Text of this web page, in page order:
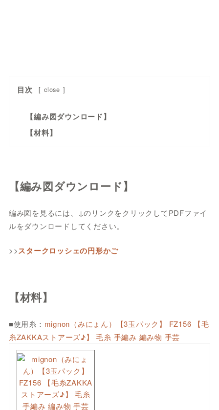
目次 [ close ]
【編み図ダウンロード】
【材料】
【編み図ダウンロード】
編み図を見るには、↓のリンクをクリックしてPDFファイ
ルをダウンロードしてください。
>>スタークロッシェの円形かご
【材料】
■使用糸： mignon（みにょん）【3玉パック】 FZ156 【毛
糸ZAKKAストアーズ♪】 毛糸 手編み 編み物 手芸